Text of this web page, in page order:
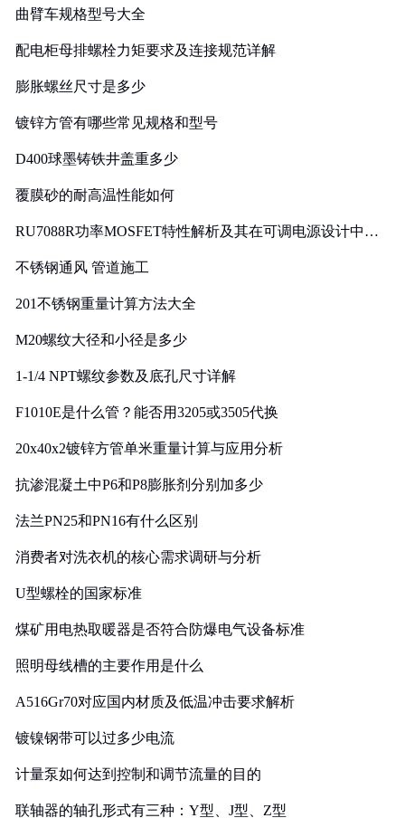
曲臂车规格型号大全
配电柜母排螺栓力矩要求及连接规范详解
膨胀螺丝尺寸是多少
镀锌方管有哪些常见规格和型号
D400球墨铸铁井盖重多少
覆膜砂的耐高温性能如何
RU7088R功率MOSFET特性解析及其在可调电源设计中的
不锈钢通风 管道施工
201不锈钢重量计算方法大全
M20螺纹大径和小径是多少
1-1/4 NPT螺纹参数及底孔尺寸详解
F1010E是什么管？能否用3205或3505代换
20x40x2镀锌方管单米重量计算与应用分析
抗渗混凝土中P6和P8膨胀剂分别加多少
法兰PN25和PN16有什么区别
消费者对洗衣机的核心需求调研与分析
U型螺栓的国家标准
煤矿用电热取暖器是否符合防爆电气设备标准
照明母线槽的主要作用是什么
A516Gr70对应国内材质及低温冲击要求解析
镀镍钢带可以过多少电流
计量泵如何达到控制和调节流量的目的
联轴器的轴孔形式有三种：Y型、J型、Z型